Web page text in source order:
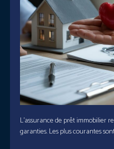
L’assurance de prêt immobilier
garanties. Les plus courantes